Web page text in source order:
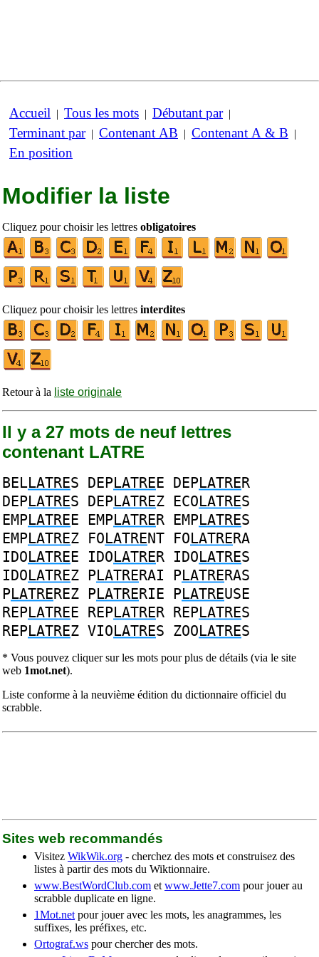
Accueil | Tous les mots | Débutant par|
Terminant par| Contenant AB | Contenant A & B |
En position
Modifier la liste
Cliquez pour choisir les lettres obligatoires
Cliquez pour choisir les lettres interdites
Retour à la liste originale
Il y a 27 mots de neuf lettres
contenant LATRE
BELLATRES DEPLATREE DEPLATRER
DEPLATRES DEPLATREZ ECOLATRES
EMPLATREE EMPLATRER EMPLATRES
EMPLATREZ FOLATRENT FOLATRERA
IDOLATREE IDOLATRER IDOLATRES
IDOLATREZ PLATRERAI PLATRERAS
PLATREREZ PLATRERIE PLATREUSE
REPLATREE REPLATRER REPLATRES
REPLATREZ VIOLATRES ZOOLATRES
* Vous pouvez cliquer sur les mots pour plus de détails (via le site
web 1mot.net).
Liste conforme à la neuvième édition du dictionnaire officiel du
scrabble.
Sites web recommandés
Visitez WikWik.org - cherchez des mots et construisez des
listes à partir des mots du Wiktionnaire.
www.BestWordClub.com et www.Jette7.com pour jouer au
scrabble duplicate en ligne.
1Mot.net pour jouer avec les mots, les anagrammes, les
suffixes, les préfixes, etc.
Ortograf.ws pour chercher des mots.